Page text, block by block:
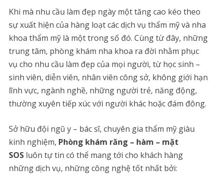
Khi mà nhu cầu làm đẹp ngày một tăng cao kéo theo
sự xuất hiện của hàng loạt các dịch vụ thẩm mỹ và nha
khoa thẩm mỹ là một trong số đó. Cùng từ đây, những
trung tâm, phòng khám nha khoa ra đời nhằm phục
vụ cho nhu cầu làm đẹp của mọi người, từ học sinh –
sinh viên, diễn viên, nhân viên công sở, không giới hạn
lĩnh vực, ngành nghề, những người trẻ, năng động,
thường xuyên tiếp xúc với người khác hoặc đám đông.
Sở hữu đội ngũ y – bác sĩ, chuyên gia thẩm mỹ giàu
kinh nghiệm, Phòng khám răng – hàm – mặt
SOSluôn tự tin có thể mang tới cho khách hàng
những dịch vụ, những công nghệ tốt nhất bởi: